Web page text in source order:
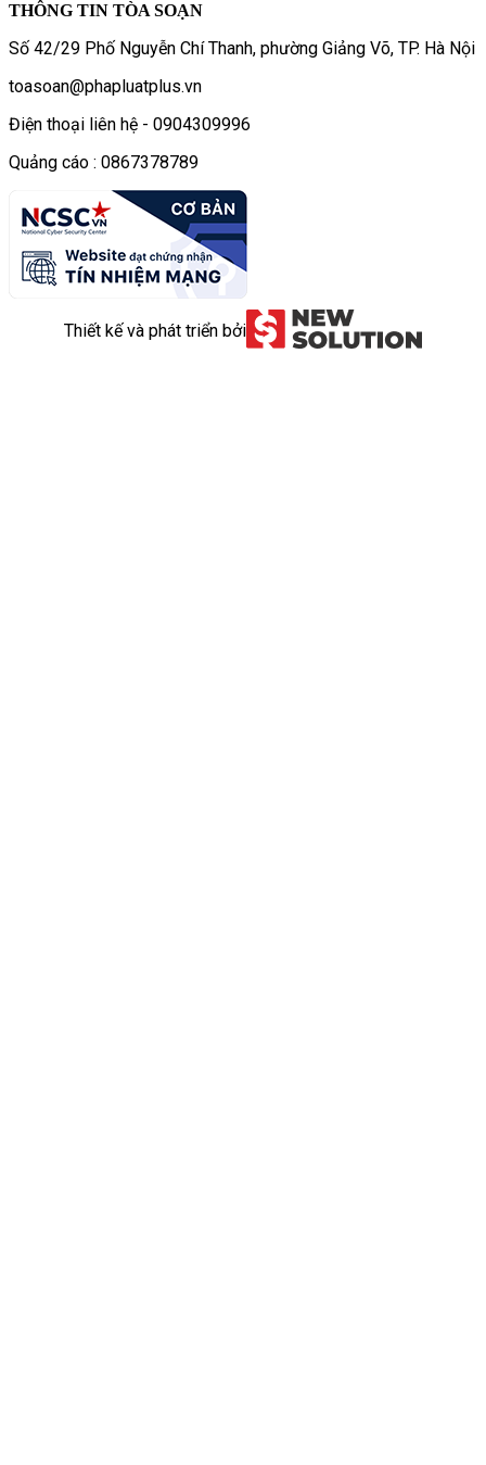
THÔNG TIN TÒA SOẠN
Số 42/29 Phố Nguyễn Chí Thanh, phường Giảng Võ, TP. Hà Nội
toasoan@phapluatplus.vn
Điện thoại liên hệ - 0904309996
Quảng cáo : 0867378789
Thiết kế và phát triển bởi